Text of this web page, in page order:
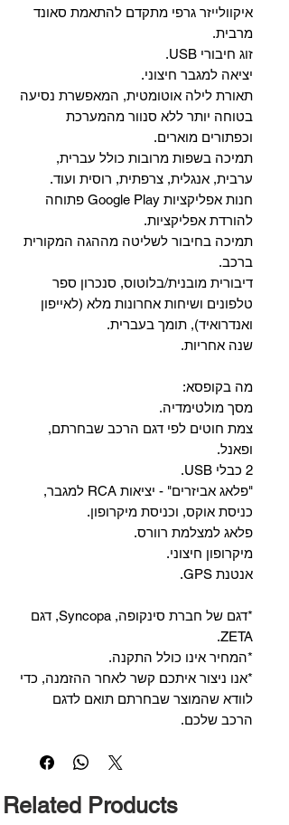
איקוולייזר גרפי מתקדם להתאמת סאונד
מרבית.
זוג חיבורי USB.
יציאה למגבר חיצוני.
תאורת לילה אוטומטית, המאפשרת נסיעה
בטוחה יותר ללא סנוור מהמערכת
וכפתורים מוארים.
תמיכה בשפות מרובות כולל עברית,
ערבית, אנגלית, צרפתית, רוסית ועוד.
‏חנות אפליקציות Google Play פתוחה
להורדת אפליקציות.
‏תמיכה בחיבור לשליטה מההגה המקורית
ברכב.
‏דיבורית מובנית/בלוטוס, ‏סנכרון ספר
טלפונים ושיחות אחרונות מלא (לאייפון
ואנדרואיד), תומך בעברית.
שנה אחריות.
מה בקופסא:
מסך מולטימדיה.
צמת חוטים לפי דגם הרכב שבחרתם,
ופאנל.
2 כבלי USB.
"פלאג אביזרים" - יציאות RCA למגבר,
כניסת אוקס, וכניסת מיקרופון.
פלאג למצלמת רוורס.
מיקרופון חיצוני.
אנטנת GPS.
*דגם של חברת סינקופה, Syncopa, דגם
ZETA.
*המחיר אינו כולל התקנה.
*אנו ניצור איתכם קשר לאחר ההזמנה, כדי
לוודא שהמוצר שבחרתם תואם לדגם
הרכב שלכם.
Related Products